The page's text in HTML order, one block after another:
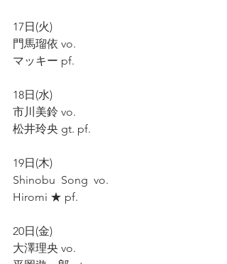
17日(火)
門馬瑠依 vo.
マッキー pf.
18日(水)
市川美鈴 vo.
松井玲央 gt. pf.
19日(木)
Shinobu  Song  vo.
Hiromi ★ pf.
20日(金)
大澤理央 vo.